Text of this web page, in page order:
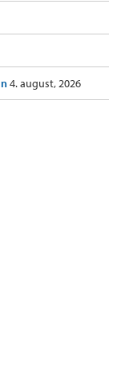
4. august, 2026